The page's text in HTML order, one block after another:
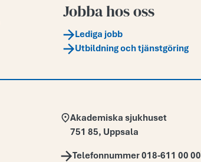
Jobba hos oss
Lediga jobb
Utbildning och tjänstgöring
Adress:
Akademiska sjukhuset
751 85, Uppsala
Telefon:
Telefonnummer 018-611 00 00